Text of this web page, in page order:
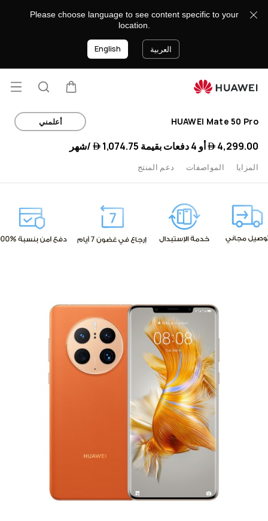
buy
Please choose language to see content specific to your
location.
العربية English
فتح
HUAWEI Mate 50 Pro
المزايا المواصفات دعم المنتج
4,299.00  أو 4 دفعات بقيمة 1,074.75  /شهر
أعلمني